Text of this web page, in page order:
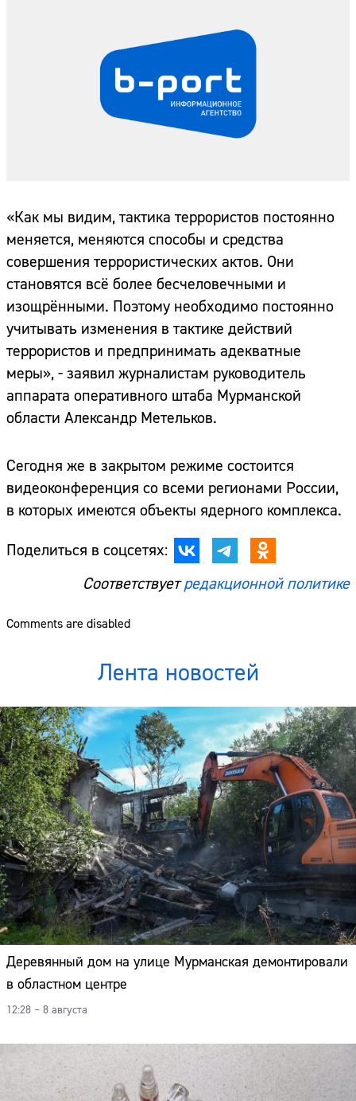
«Как мы видим, тактика террористов постоянно
меняется, меняются способы и средства
совершения террористических актов. Они
становятся всё более бесчеловечными и
изощрёнными. Поэтому необходимо постоянно
учитывать изменения в тактике действий
террористов и предпринимать адекватные
меры», - заявил журналистам руководитель
аппарата оперативного штаба Мурманской
области Александр Метельков.
Сегодня же в закрытом режиме состоится
видеоконференция со всеми регионами России,
в которых имеются объекты ядерного комплекса.
Поделиться в соцсетях:
Соответствуетредакционной политике
Comments are disabled
Лента новостей
Деревянный дом на улице Мурманская демонтировали
в областном центре
12:28 – 8 августа